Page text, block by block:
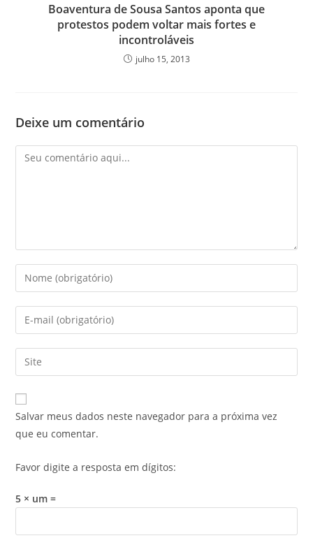
Boaventura de Sousa Santos aponta que
protestos podem voltar mais fortes e
incontroláveis
julho 15, 2013
Deixe um comentário
Salvar meus dados neste navegador para a próxima vez
que eu comentar.
Favor digite a resposta em dígitos:
5 × um =